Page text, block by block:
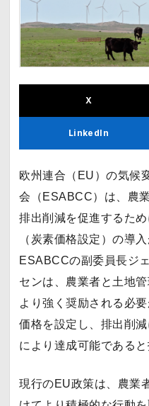
X
LinkedIn
欧州連合（EU）の気候
会（ESABCC）は、農
排出削減を促進するた
（炭素価格設定）の導
ESABCCの副委員長ジ
センは、農業者と土地
より強く奨励される必
価格を設定し、排出削
により達成可能であると
現行のEU政策は、農業